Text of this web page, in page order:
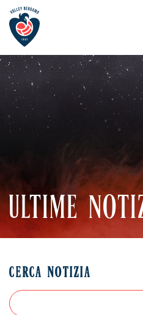
ULTIME
CERCA NOTIZIA